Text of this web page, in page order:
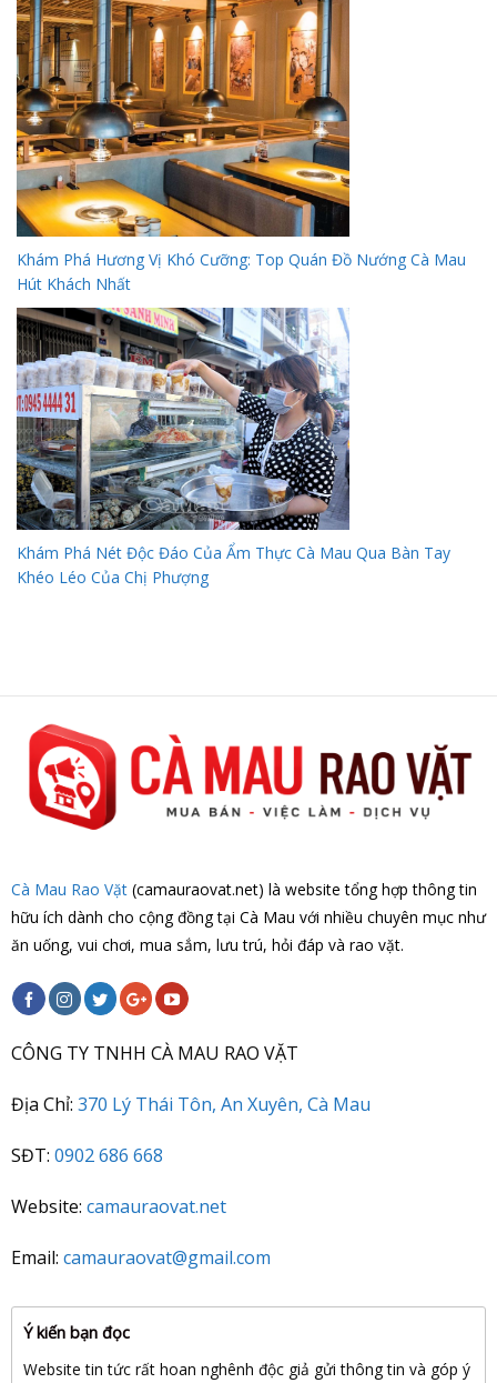
Khám Phá Hương Vị Khó Cưỡng: Top Quán Đồ Nướng Cà Mau
Hút Khách Nhất
Khám Phá Nét Độc Đáo Của Ẩm Thực Cà Mau Qua Bàn Tay
Khéo Léo Của Chị Phượng
Cà Mau Rao Vặt (camauraovat.net) là website tổng hợp thông tin
hữu ích dành cho cộng đồng tại Cà Mau với nhiều chuyên mục như
ăn uống, vui chơi, mua sắm, lưu trú, hỏi đáp và rao vặt.
CÔNG TY TNHH CÀ MAU RAO VẶT
Địa Chỉ: 370 Lý Thái Tôn, An Xuyên, Cà Mau
SĐT: 0902 686 668
Website: camauraovat.net
Email: camauraovat@gmail.com
Ý kiến bạn đọc
Website tin tức rất hoan nghênh độc giả gửi thông tin và góp ý